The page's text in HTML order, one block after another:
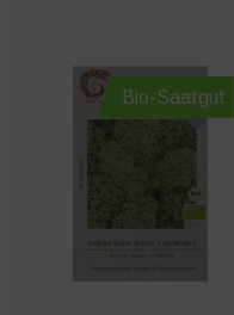
Bio-Saatgut